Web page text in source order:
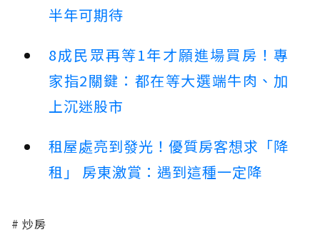
半年可期待
8成民眾再等1年才願進場買房！專
家指2關鍵：都在等大選端牛肉、加
上沉迷股市
租屋處亮到發光！優質房客想求「降
租」 房東激賞：遇到這種一定降
炒房